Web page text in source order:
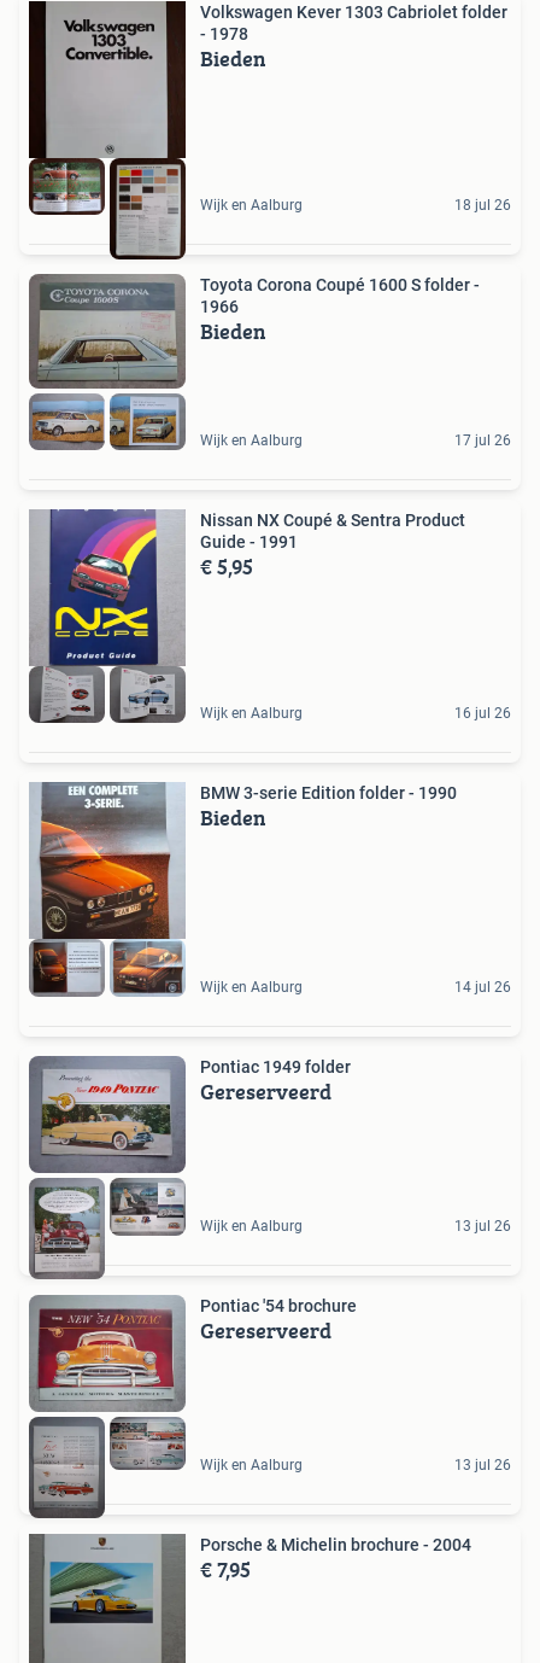
Volkswagen Kever 1303 Cabriolet folder
- 1978
Bieden
Wijk en Aalburg 18 jul 26
Toyota Corona Coupé 1600 S folder -
1966
Bieden
Wijk en Aalburg 17 jul 26
Nissan NX Coupé & Sentra Product
Guide - 1991
€ 5,95
Wijk en Aalburg 16 jul 26
BMW 3-serie Edition folder - 1990
Bieden
Wijk en Aalburg 14 jul 26
Pontiac 1949 folder
Gereserveerd
Wijk en Aalburg 13 jul 26
Pontiac '54 brochure
Gereserveerd
Wijk en Aalburg 13 jul 26
Porsche & Michelin brochure - 2004
€ 7,95